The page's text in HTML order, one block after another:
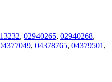
, 02940265, 02940268,
, 04378765, 04379501 ,